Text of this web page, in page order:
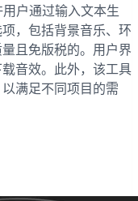
户通过输入文本生
，包括背景音乐、环
且免版税的。用户界
音效。此外，该工具
满足不同项目的需